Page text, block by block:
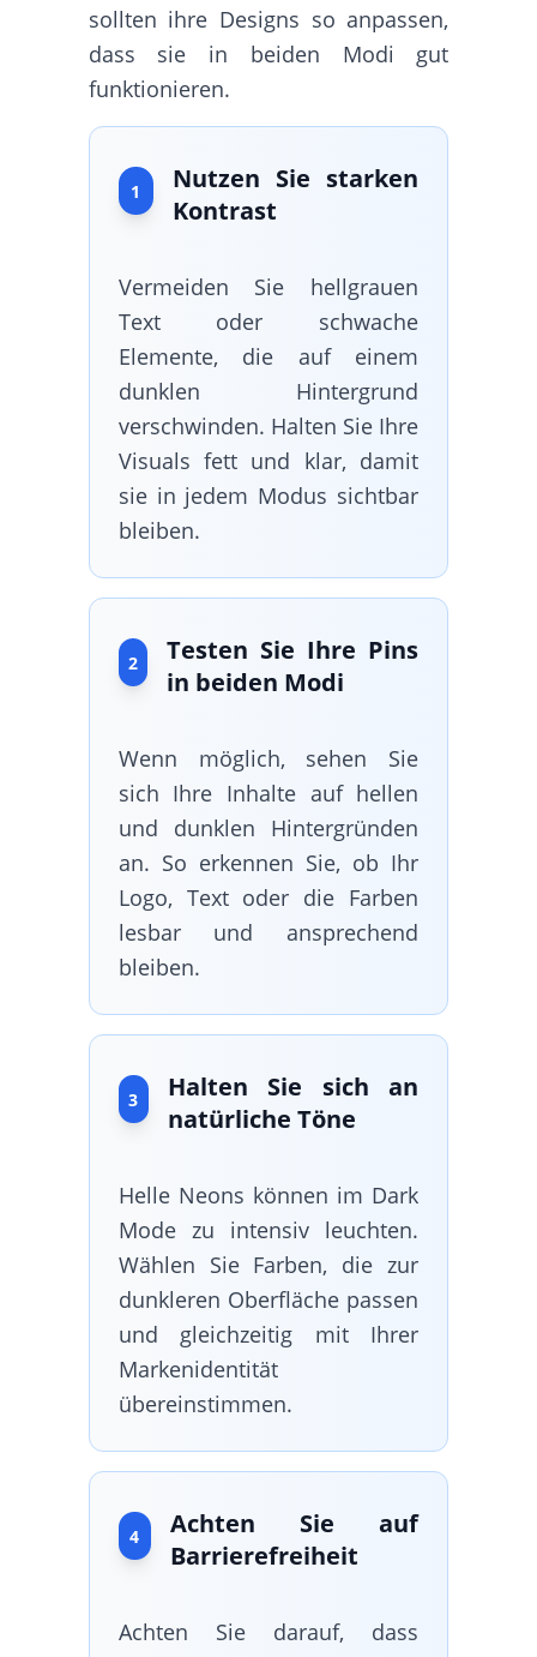
sollten ihre Designs so anpassen,
dass sie in beiden Modi gut
funktionieren.
1
Nutzen Sie starken
Kontrast
Vermeiden Sie hellgrauen
Text oder schwache
Elemente, die auf einem
dunklen Hintergrund
verschwinden. Halten Sie Ihre
Visuals fett und klar, damit
sie in jedem Modus sichtbar
bleiben.
2
Testen Sie Ihre Pins
in beiden Modi
Wenn möglich, sehen Sie
sich Ihre Inhalte auf hellen
und dunklen Hintergründen
an. So erkennen Sie, ob Ihr
Logo, Text oder die Farben
lesbar und ansprechend
bleiben.
3
Halten Sie sich an
natürliche Töne
Helle Neons können im Dark
Mode zu intensiv leuchten.
Wählen Sie Farben, die zur
dunkleren Oberfläche passen
und gleichzeitig mit Ihrer
Markenidentität
übereinstimmen.
4
Achten Sie auf
Barrierefreiheit
Achten Sie darauf, dass